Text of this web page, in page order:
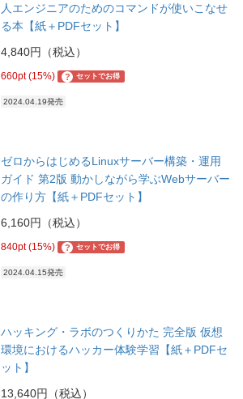
人エンジニアのためのコマンドが使いこなせ
る本【紙＋PDFセット】
4,840円（税込）
660pt (15%) ? セットでお得
2024.04.19発売
ゼロからはじめるLinuxサーバー構築・運用
ガイド 第2版 動かしながら学ぶWebサーバー
の作り方【紙＋PDFセット】
6,160円（税込）
840pt (15%) ? セットでお得
2024.04.15発売
ハッキング・ラボのつくりかた 完全版 仮想
環境におけるハッカー体験学習【紙＋PDFセ
ット】
13,640円（税込）